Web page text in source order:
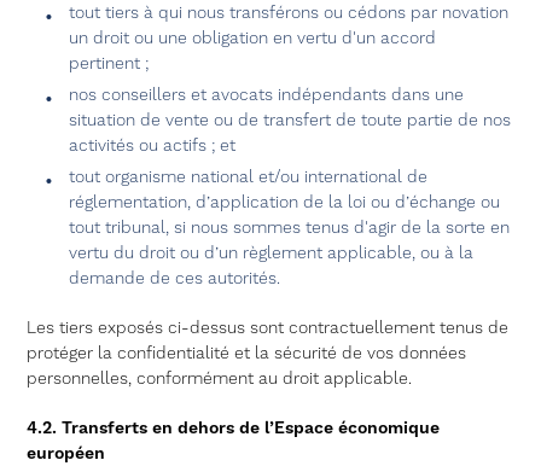
tout tiers à qui nous transférons ou cédons par novation
un droit ou une obligation en vertu d'un accord
pertinent ;
nos conseillers et avocats indépendants dans une
situation de vente ou de transfert de toute partie de nos
activités ou actifs ; et
tout organisme national et/ou international de
réglementation, d’application de la loi ou d’échange ou
tout tribunal, si nous sommes tenus d'agir de la sorte en
vertu du droit ou d’un règlement applicable, ou à la
demande de ces autorités.
Les tiers exposés ci-dessus sont contractuellement tenus de
protéger la confidentialité et la sécurité de vos données
personnelles, conformément au droit applicable.
4.2. Transferts en dehors de l’Espace économique
européen